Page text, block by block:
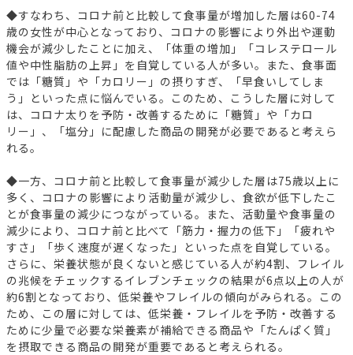
◆すなわち、コロナ前と比較して食事量が増加した層は60-74
歳の女性が中心となっており、コロナの影響により外出や運動
機会が減少したことに加え、「体重の増加」「コレステロール
値や中性脂肪の上昇」を自覚している人が多い。また、食事面
では「糖質」や「カロリー」の摂りすぎ、「早食いしてしま
う」といった点に悩んでいる。このため、こうした層に対して
は、コロナ太りを予防・改善するために「糖質」や「カロ
リー」、「塩分」に配慮した商品の開発が必要であると考えら
れる。
◆一方、コロナ前と比較して食事量が減少した層は75歳以上に
多く、コロナの影響により活動量が減少し、食欲が低下したこ
とが食事量の減少につながっている。また、活動量や食事量の
減少により、コロナ前と比べて「筋力・握力の低下」「疲れや
すさ」「歩く速度が遅くなった」といった点を自覚している。
さらに、栄養状態が良くないと感じている人が約4割、フレイル
の兆候をチェックするイレブンチェックの結果が6点以上の人が
約6割となっており、低栄養やフレイルの傾向がみられる。この
ため、この層に対しては、低栄養・フレイルを予防・改善する
ために少量で必要な栄養素が補給できる商品や「たんぱく質」
を摂取できる商品の開発が重要であると考えられる。